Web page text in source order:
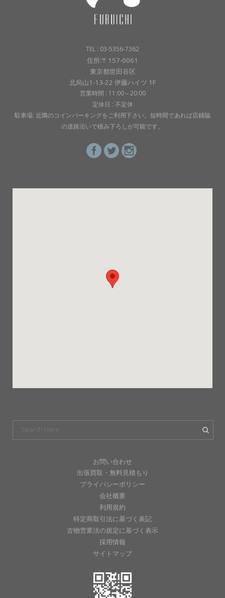
TEL : 03-5356-7362
住所:〒157-0061
東京都世田谷区
北烏山1-13-22 伊藤ハイツ 1F
営業時間 : 11:00～20:00
定休日 : 不定休
駐車場: 近隣のコインパーキングをご利用下さい。短時間であれば店鋪脇
の道路沿いで積み下ろしが可能です。
お問い合わせ
出張買取・無料見積もり
プライバシーポリシー
会社概要
利用規約
特定商取引法に基づく表記
古物営業法の規定に基づく表示
採用情報
サイトマップ